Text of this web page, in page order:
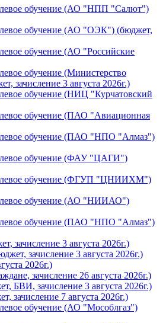
обучение (АО "НПП "Салют")
обучение (АО "ОЭК") (бюджет,
обучение (АО "Российские
обучение (Министерство
зачислениe 3 августа 2026г.)
обучение (НИЦ "Курчатовский
обучение (ПАО "Авиационная
обучение (ПАО "НПО "Алмаз")
обучение (ФАУ "ЦАГИ")
обучение (ФГУП "ЦНИИХМ")
обучение (АО "НИИАО")
обучение (ПАО "НПО "Алмаз")
зачислениe 3 августа 2026г.)
зачислениe 3 августа 2026г.)
2026г.)
зачислениe 26 августа 2026г.)
БВИ, зачислениe 3 августа 2026г.)
7 августа 2026г.)
обучение (АО "Мособлгаз")